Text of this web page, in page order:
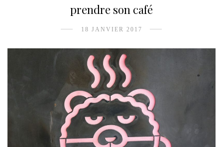
prendre son café
18 JANVIER 2017